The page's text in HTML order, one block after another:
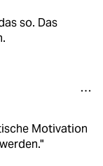
so. Das
Motivation